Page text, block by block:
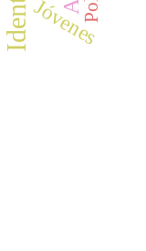
Jóvenes